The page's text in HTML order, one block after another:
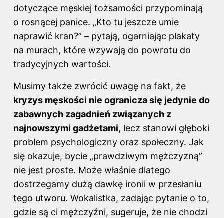
dotyczące męskiej tożsamości przypominają
o rosnącej panice. „Kto tu jeszcze umie
naprawić kran?” – pytają, ogarniając plakaty
na murach, które wzywają do powrotu do
tradycyjnych wartości.
Musimy także zwrócić uwagę na fakt, że
kryzys męskości nie ogranicza się jedynie do
zabawnych zagadnień związanych z
najnowszymi gadżetami, lecz stanowi głęboki
problem psychologiczny oraz społeczny. Jak
się okazuje, bycie „prawdziwym mężczyzną”
nie jest proste. Może właśnie dlatego
dostrzegamy dużą dawkę ironii w przesłaniu
tego utworu. Wokalistka, zadając pytanie o to,
gdzie są ci mężczyźni, sugeruje, że nie chodzi